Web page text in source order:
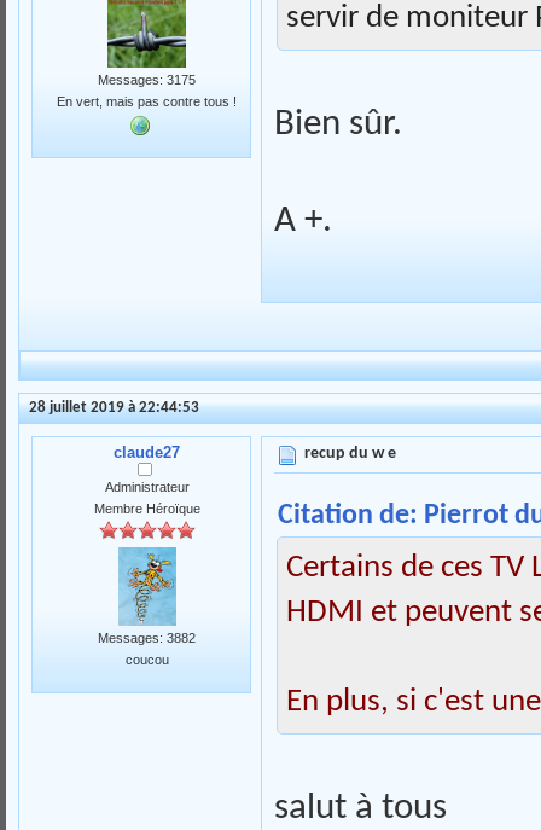
Messages: 3175
En vert, mais pas contre tous !
servir de moniteur
Bien sûr.
A +.
28 juillet 2019 à 22:44:53
claude27
Administrateur
Membre Héroïque
Messages: 3882
coucou
recup du w e
Citation de: Pierrot
Certains de ces TV
HDMI et peuvent
En plus, si c'est
salut à tous